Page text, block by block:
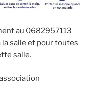
au 0682957113
la salle et pour toutes
salle.